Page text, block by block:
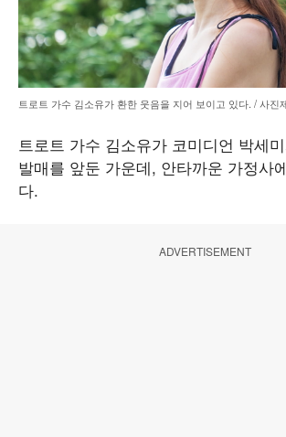
트로트 가수 김소유가 환한 웃음을 지어 보이고 있다. / 사진
트로트 가수 김소유가 코미디언 박세
발매를 앞둔 가운데, 안타까운 가정사
다.
ADVERTISEMENT